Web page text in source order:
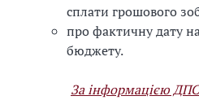
сплати грошового
про фактичну дату
бюджету.
За інформацією